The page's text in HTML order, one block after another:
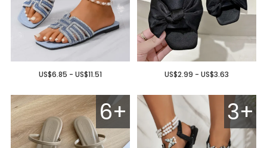
US$6.85 - US$11.51 US$2.99 - US$3.63
6+ 3+